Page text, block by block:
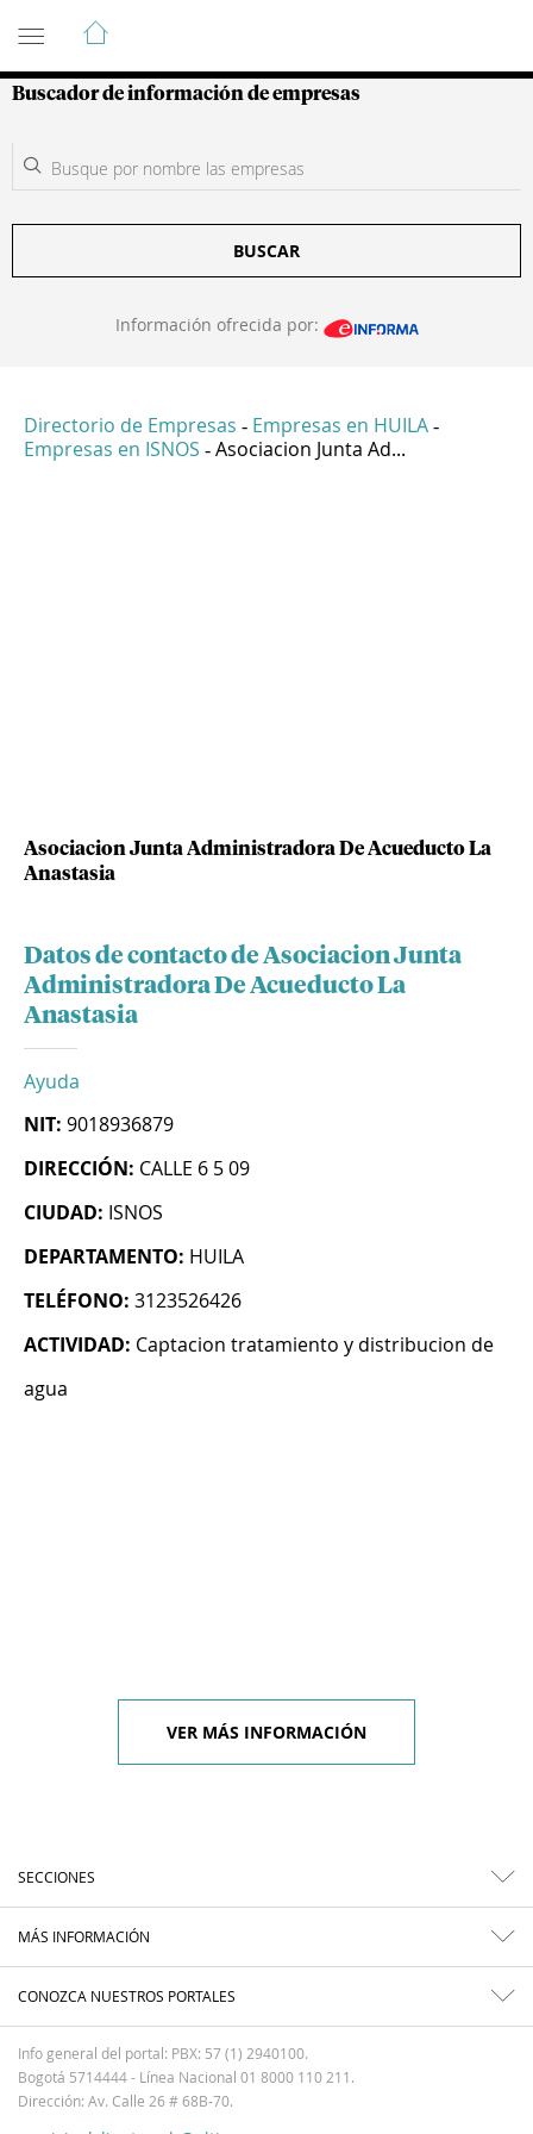
Guía de Empresas Colombianas
Buscador de información de empresas
BUSCAR
Información ofrecida por:
Directorio de Empresas - Empresas en HUILA -
Empresas en ISNOS - Asociacion Junta Ad...
Asociacion Junta Administradora De Acueducto La
Anastasia
Datos de contacto de Asociacion Junta
Administradora De Acueducto La
Anastasia
Ayuda
NIT: 9018936879
DIRECCIÓN: CALLE 6 5 09
CIUDAD: ISNOS
DEPARTAMENTO: HUILA
TELÉFONO: 3123526426
ACTIVIDAD: Captacion tratamiento y distribucion de
agua
VER MÁS INFORMACIÓN
SECCIONES
MÁS INFORMACIÓN
CONOZCA NUESTROS PORTALES
Info general del portal: PBX: 57 (1) 2940100.
Bogotá 5714444 - Línea Nacional 01 8000 110 211.
Dirección: Av. Calle 26 # 68B-70.